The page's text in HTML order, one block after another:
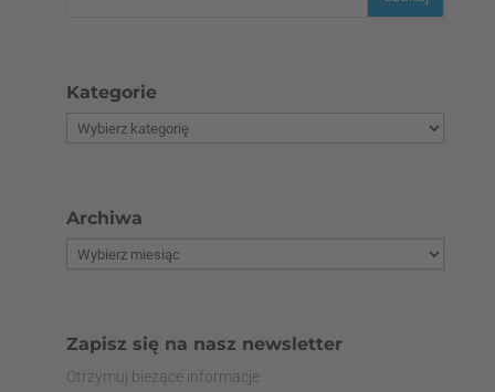
Kategorie
Archiwa
Zapisz się na nasz newsletter
Otrzymuj bieżące informacje